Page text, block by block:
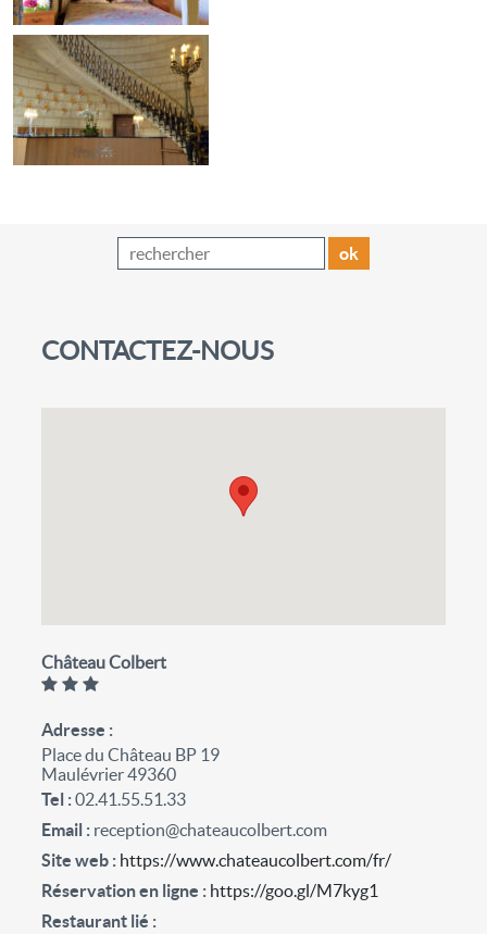
ok
CONTACTEZ-NOUS
Château Colbert
Adresse
Place du Château BP 19
Maulévrier 49360
Tel 02.41.55.51.33
Email
reception@chateaucolbert.com
Site web
https://www.chateaucolbert.com/fr/
Réservation en ligne
https://goo.gl/M7kyg1
Restaurant lié